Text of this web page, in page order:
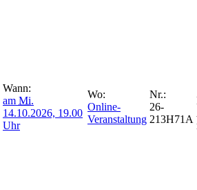
Wann:
am Mi.
14.10.2026, 19.00
Uhr
Wo:
Online-
Veranstaltung
Nr.:
26-
213H71A